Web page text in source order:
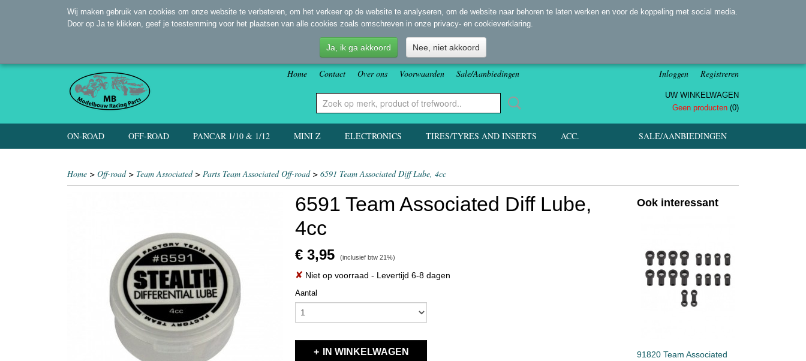
Home Contact Over ons Voorwaarden Sale/Aanbiedingen Inloggen Registreren
UW WINKELWAGEN
Geen producten (0)
SALE/AANBIEDINGEN
ON-ROAD OFF-ROAD PANCAR 1/10 & 1/12 MINI Z ELECTRONICS TIRES/TYRES AND INSERTS ACC.
Home > Off-road> Team Associated> Parts Team Associated Off-road> 6591 Team Associated Diff Lube, 4cc
6591 Team Associated Diff Lube,
4cc
€ 3,95 (inclusief btw 21%)
✘ Niet op voorraad - Levertijd 6-8 dagen
Aantal
IN WINKELWAGEN
Ook interessant
91820 Team Associated
Wij maken gebruik van cookies om onze website te verbeteren, om het verkeer op de website te analyseren, om de website naar behoren te laten werken en voor de koppeling met social media.
Door op Ja te klikken, geef je toestemming voor het plaatsen van alle cookies zoals omschreven in onze privacy- en cookieverklaring.
Ja, ik ga akkoord Nee, niet akkoord